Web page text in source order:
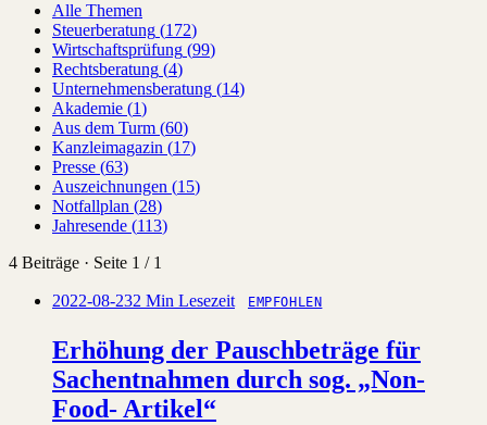
Alle Themen
Steuerberatung (172)
Wirtschaftsprüfung (99)
Rechtsberatung (4)
Unternehmensberatung (14)
Akademie (1)
Aus dem Turm (60)
Kanzleimagazin (17)
Presse (63)
Auszeichnungen (15)
Notfallplan (28)
Jahresende (113)
4 Beiträge · Seite 1 / 1
2022-08-232 Min Lesezeit EMPFOHLEN
Erhöhung der Pauschbeträge für
Sachentnahmen durch sog. „Non-
Food- Artikel“